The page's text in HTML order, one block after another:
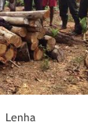
Lenha